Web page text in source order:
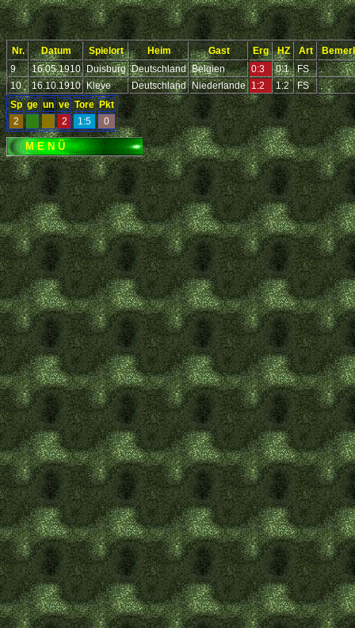
Nr. Datum Spielort Heim Gast Erg HZ Art
9
16.05.1910 Duisburg Deutschland Belgien 0:3 0:1 FS
.
10
16.10.1910 Kleve Deutschland Niederlande 1:2 1:2 FS
.
Sp ge un ve Tore Pkt
2
2 1:5 0
M E N Ü